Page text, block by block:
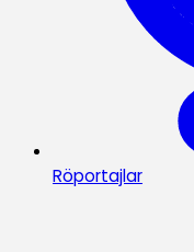
Röportajlar